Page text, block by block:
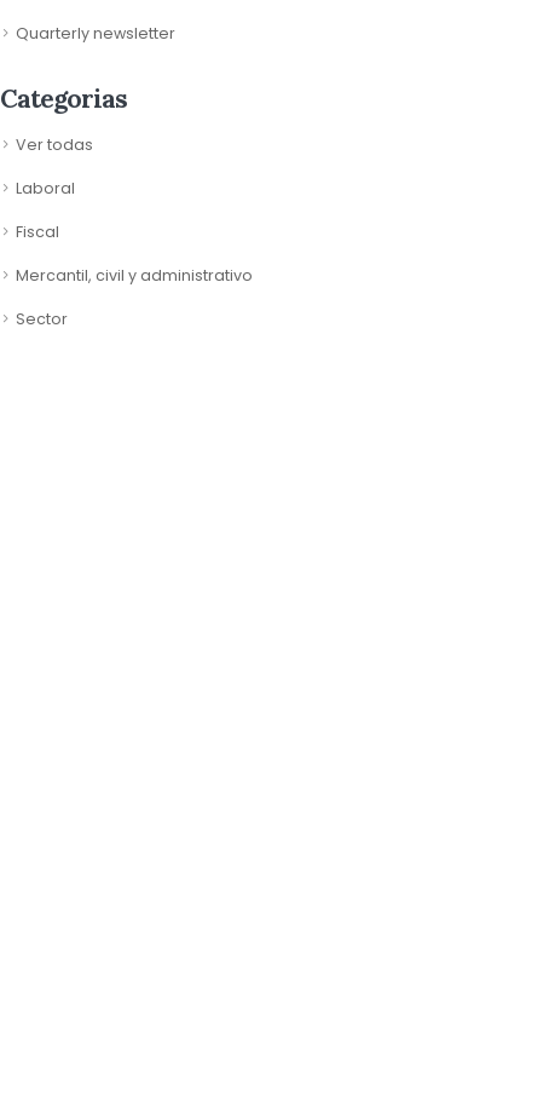
Quarterly newsletter
Categorias
Ver todas
Laboral
Fiscal
Mercantil, civil y administrativo
Sector